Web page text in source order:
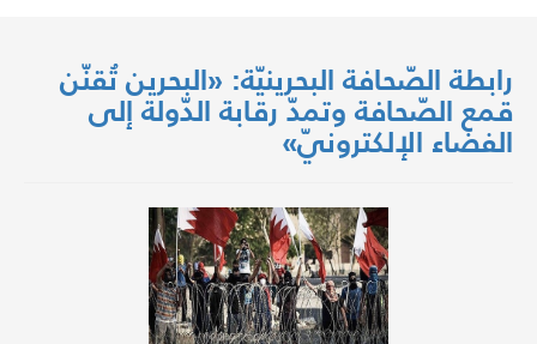
رابطة الصّحافة البحرينيّة: «البحرين تُقنّن
قمع الصّحافة وتمدّ رقابة الدّولة إلى
الفضاء الإلكترونيّ»